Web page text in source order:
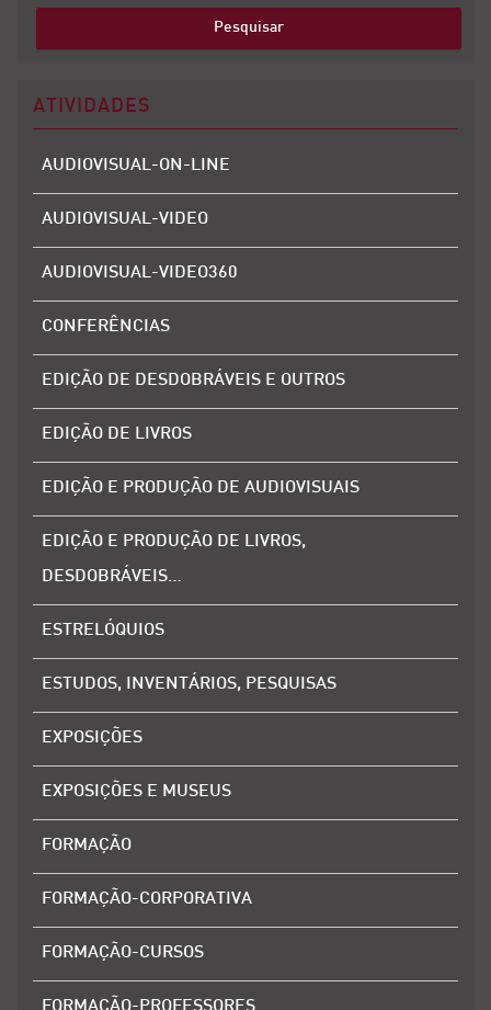
ATIVIDADES
AUDIOVISUAL-ON-LINE
AUDIOVISUAL-VIDEO
AUDIOVISUAL-VIDEO360
CONFERÊNCIAS
EDIÇÃO DE DESDOBRÁVEIS E OUTROS
EDIÇÃO DE LIVROS
EDIÇÃO E PRODUÇÃO DE AUDIOVISUAIS
EDIÇÃO E PRODUÇÃO DE LIVROS,
DESDOBRÁVEIS…
ESTRELÓQUIOS
ESTUDOS, INVENTÁRIOS, PESQUISAS
EXPOSIÇÕES
EXPOSIÇÕES E MUSEUS
FORMAÇÃO
FORMAÇÃO-CORPORATIVA
FORMAÇÃO-CURSOS